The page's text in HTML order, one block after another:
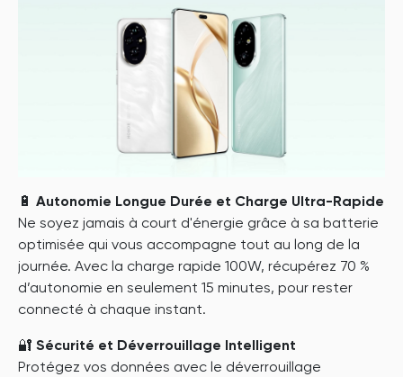
🔋 Autonomie Longue Durée et Charge Ultra-Rapide
Ne soyez jamais à court d'énergie grâce à sa batterie
optimisée qui vous accompagne tout au long de la
journée. Avec la charge rapide 100W, récupérez 70 %
d’autonomie en seulement 15 minutes, pour rester
connecté à chaque instant.
🔐 Sécurité et Déverrouillage Intelligent
Protégez vos données avec le déverrouillage